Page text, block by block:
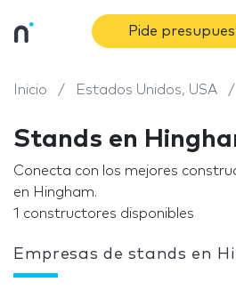
Pide
Inicio Estados Unidos, USA
Stands en
Conecta con los mejores
en Hingham.
1 constructores disponibles
Empresas de stands en